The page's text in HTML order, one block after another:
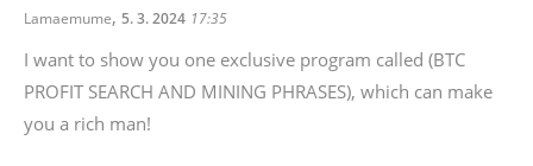
Lamaemume, 5. 3. 2024 17:35
I want to show you one exclusive program called (BTC
PROFIT SEARCH AND MINING PHRASES), which can make
you a rich man!